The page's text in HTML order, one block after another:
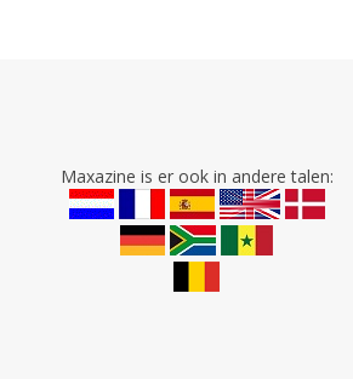
Maxazine is er ook in andere talen: